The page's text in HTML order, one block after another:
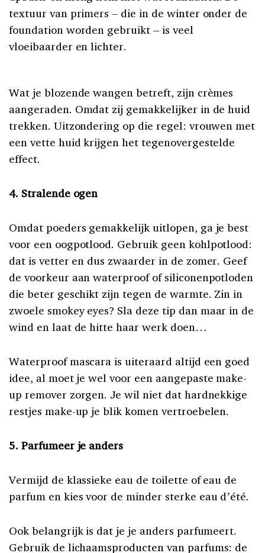
textuur van primers – die in de winter onder de
foundation worden gebruikt – is veel
vloeibaarder en lichter.
Wat je blozende wangen betreft, zijn crèmes
aangeraden. Omdat zij gemakkelijker in de huid
trekken. Uitzondering op die regel: vrouwen met
een vette huid krijgen het tegenovergestelde
effect.
4. Stralende ogen
Omdat poeders gemakkelijk uitlopen, ga je best
voor een oogpotlood. Gebruik geen kohlpotlood:
dat is vetter en dus zwaarder in de zomer. Geef
de voorkeur aan waterproof of siliconenpotloden
die beter geschikt zijn tegen de warmte. Zin in
zwoele smokey eyes? Sla deze tip dan maar in de
wind en laat de hitte haar werk doen…
Waterproof mascara is uiteraard altijd een goed
idee, al moet je wel voor een aangepaste make-
up remover zorgen. Je wil niet dat hardnekkige
restjes make-up je blik komen vertroebelen.
5. Parfumeer je anders
Vermijd de klassieke eau de toilette of eau de
parfum en kies voor de minder sterke eau dʼété.
Ook belangrijk is dat je je anders parfumeert.
Gebruik de lichaamsproducten van parfums: de